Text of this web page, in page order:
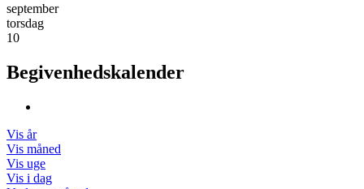
september
torsdag
10
Begivenhedskalender
Vis år
Vis måned
Vis uge
Vis i dag